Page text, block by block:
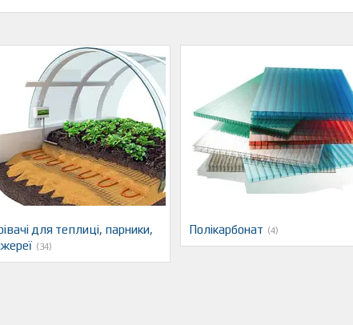
для теплиці, парники,
34
Полікарбонат 4